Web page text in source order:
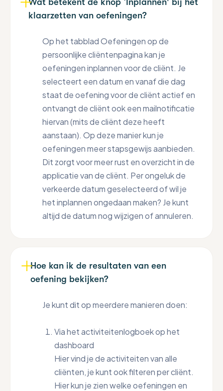
klaarzetten van oefeningen?
Op het tabblad Oefeningen op de
persoonlijke cliëntenpagina kan je
oefeningen inplannen voor de cliënt. Je
selecteert een datum en vanaf die dag
staat de oefening voor de cliënt actief en
ontvangt de cliënt ook een mailnotificatie
hiervan (mits de cliënt deze heeft
aanstaan). Op deze manier kun je
oefeningen meer stapsgewijs aanbieden.
Dit zorgt voor meer rust en overzicht in de
applicatie van de cliënt. Per ongeluk de
verkeerde datum geselecteerd of wil je
het inplannen ongedaan maken? Je kunt
altijd de datum nog wijzigen of annuleren.
Hoe kan ik de resultaten van een
oefening bekijken?
Je kunt dit op meerdere manieren doen:
Via het activiteitenlogboek op het
dashboard
Hier vind je de activiteiten van alle
cliënten, je kunt ook filteren per cliënt.
Hier kun je zien welke oefeningen en